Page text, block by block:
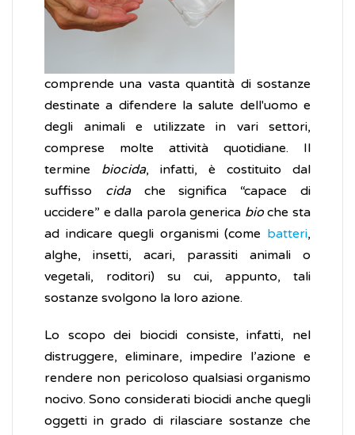
comprende una vasta quantità di sostanze
destinate a difendere la salute dell'uomo e
degli animali e utilizzate in vari settori,
comprese molte attività quotidiane. Il
termine biocida, infatti, è costituito dal
suffisso cidache significa “capace di
uccidere” e dalla parola generica bioche sta
ad indicare quegli organismi (come batteri,
alghe, insetti, acari, parassiti animali o
vegetali, roditori) su cui, appunto, tali
sostanze svolgono la loro azione.
Lo scopo dei biocidi consiste, infatti, nel
distruggere, eliminare, impedire l’azione e
rendere non pericoloso qualsiasi organismo
nocivo. Sono considerati biocidi anche quegli
oggetti in grado di rilasciare sostanze che